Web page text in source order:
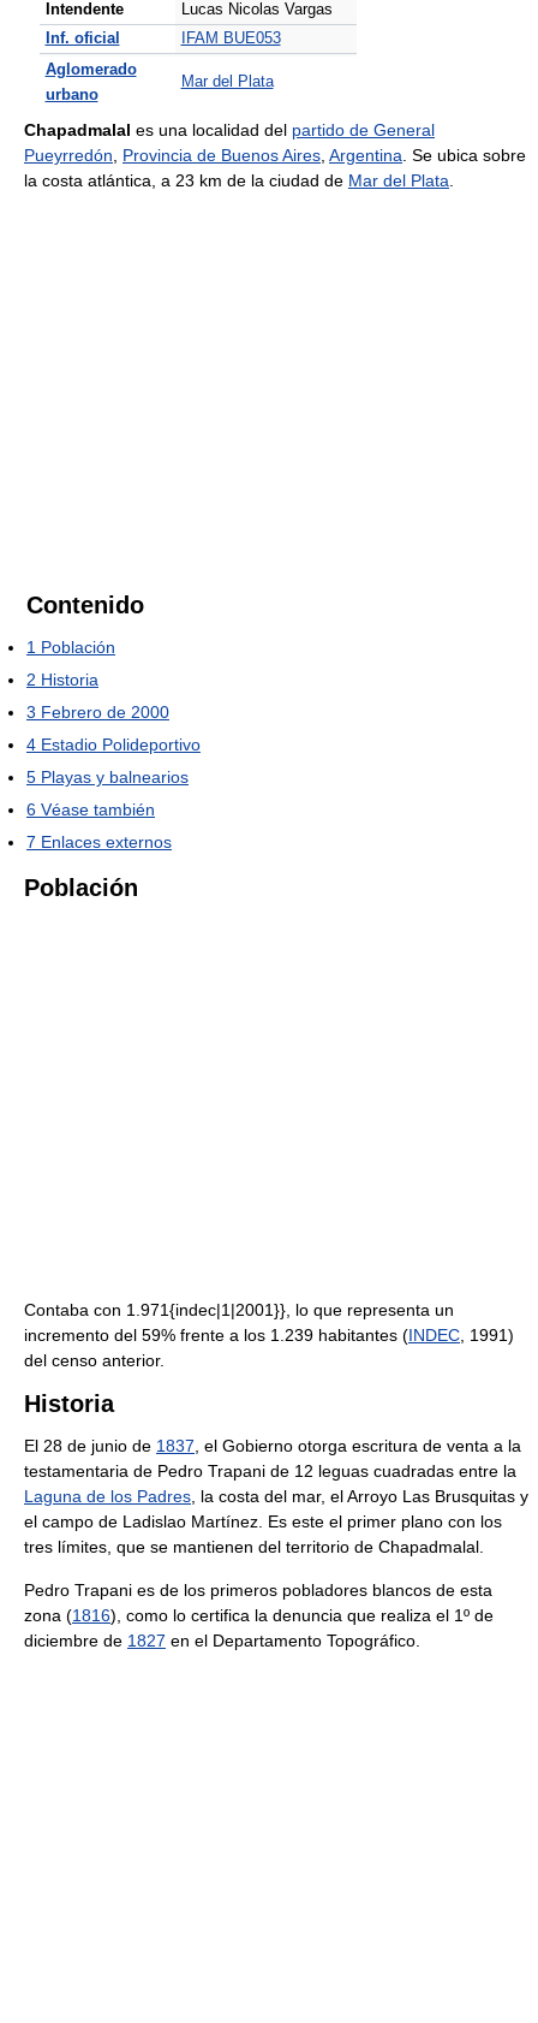
Intendente
Lucas Nicolas Vargas
Inf. oficial
IFAM BUE053
Aglomerado
urbano
Mar del Plata
Chapadmalal es una localidad del partido de General
Pueyrredón
Provincia de Buenos Aires Argentina . Se ubica sobre
la costa atlántica, a 23 km de la ciudad de Mar del Plata
Contenido
1 Población
2 Historia
3 Febrero de 2000
4 Estadio Polideportivo
5 Playas y balnearios
6 Véase también
7 Enlaces externos
Población
Contaba con 1.971{indec|1|2001}}, lo que representa un
incremento del 59% frente a los 1.239 habitantes (INDEC , 1991)
del censo anterior.
Historia
El 28 de junio de 1837 , el Gobierno otorga escritura de venta a la
testamentaria de Pedro Trapani de 12 leguas cuadradas entre la
Laguna de los Padres , la costa del mar, el Arroyo Las Brusquitas y
el campo de Ladislao Martínez. Es este el primer plano con los
tres límites, que se mantienen del territorio de Chapadmalal.
Pedro Trapani es de los primeros pobladores blancos de esta
zona (1816), como lo certifica la denuncia que realiza el 1º de
diciembre de 1827 en el Departamento Topográfico.